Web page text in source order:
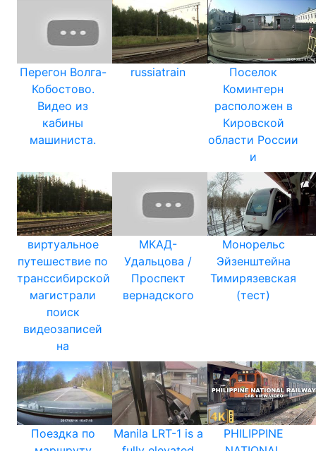
Перегон Волга-
Кобостово.
Видео из
кабины
машиниста.
russiatrain
Поселок
Коминтерн
расположен в
Кировской
области России
и
виртуальное
путешествие по
транссибирской
магистрали
поиск
видеозаписей
на
МКАД-
Удальцова /
Проспект
вернадского
Монорельс
Эйзенштейна
Тимирязевская
(тест)
Поездка по
Manila LRT-1 is a
PHILIPPINE